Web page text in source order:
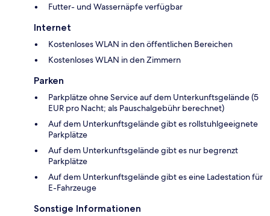
Futter- und Wassernäpfe verfügbar
Internet
Kostenloses WLAN in den öffentlichen Bereichen
Kostenloses WLAN in den Zimmern
Parken
Parkplätze ohne Service auf dem Unterkunftsgelände (5
EUR pro Nacht; als Pauschalgebühr berechnet)
Auf dem Unterkunftsgelände gibt es rollstuhlgeeignete
Parkplätze
Auf dem Unterkunftsgelände gibt es nur begrenzt
Parkplätze
Auf dem Unterkunftsgelände gibt es eine Ladestation für
E-Fahrzeuge
Sonstige Informationen